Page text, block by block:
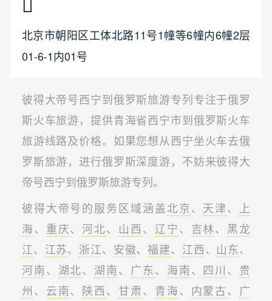
北京市朝阳区工体北路11号1幢等6幢内6幢2层
01-6-1内01号
彼得大帝号西宁到俄罗斯旅游专列专注于俄罗
斯火车旅游，提供青海省西宁市到俄罗斯火车
旅游线路及价格。如果您想从西宁坐火车去俄
罗斯旅游，进行俄罗斯深度游，不妨来彼得大
帝号西宁到俄罗斯旅游专列。
彼得大帝号的服务区域涵盖北京、 天津、 上
海、 重庆、 河北、 山西、 辽宁、 吉林、 黑龙
江、 江苏、 浙江、 安徽、福建、 江西、 山东、
河南、 湖北、 湖南、 广东、 海南、 四川、 贵
州、 云南、 陕西、 甘肃、 青海、 内蒙古、 广